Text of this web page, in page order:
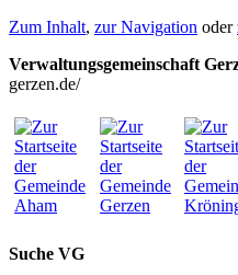
Zum Inhalt, zur Navigation oder
Verwaltungsgemeinschaft
gerzen.de/
Suche VG